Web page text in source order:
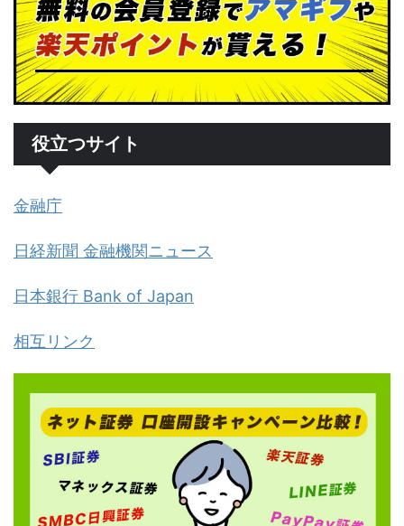
役立つサイト
金融庁
日経新聞 金融機関ニュース
日本銀行 Bank of Japan
相互リンク